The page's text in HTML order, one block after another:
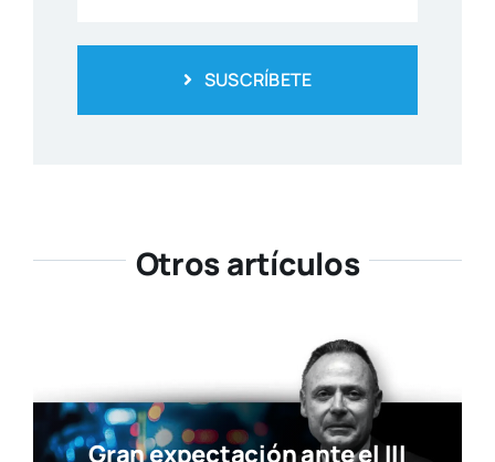
SUSCRÍBETE
Otros artículos
Gran expectación ante el III